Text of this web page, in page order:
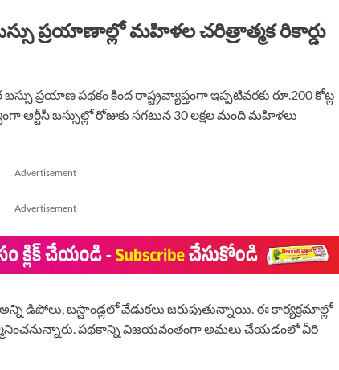
ప్రయాణాల్లో మహిళల చరిత్రాత్మక రికార్డు
ప్రయాణ పథకం కింద రాష్ట్రవ్యాప్తంగా ఇప్పటివరకు రూ.200 కోట్ల
బస్సుల్లో రోజుకు సగటున 30 లక్షల మంది మహిళలు
Advertisement
Advertisement
డిపోలు, బస్టాండ్లలో వేడుకలు జరుపుతున్నాయి. ఈ కార్యక్రమాల్లో
సన్మానించనున్నారు. పథకాన్ని విజయవంతంగా అమలు చేయడంలో వీరి